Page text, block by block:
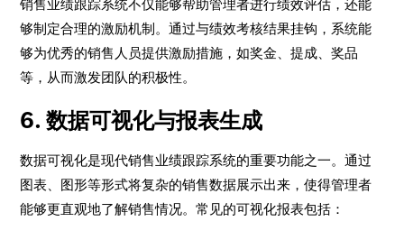
销售业绩跟踪系统不仅能够帮助管理者进行绩效评估，还能
够制定合理的激励机制。通过与绩效考核结果挂钩，系统能
够为优秀的销售人员提供激励措施，如奖金、提成、奖品
等，从而激发团队的积极性。
6. 数据可视化与报表生成
数据可视化是现代销售业绩跟踪系统的重要功能之一。通过
图表、图形等形式将复杂的销售数据展示出来，使得管理者
能够更直观地了解销售情况。常见的可视化报表包括：